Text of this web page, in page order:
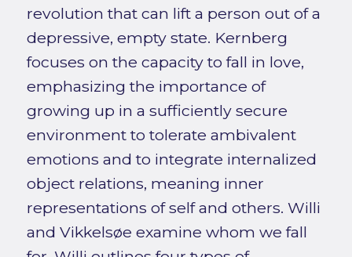
revolution that can lift a person out of a
depressive, empty state. Kernberg
focuses on the capacity to fall in love,
emphasizing the importance of
growing up in a sufficiently secure
environment to tolerate ambivalent
emotions and to integrate internalized
object relations, meaning inner
representations of self and others. Willi
and Vikkelsøe examine whom we fall